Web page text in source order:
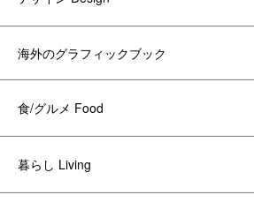
海外のグラフィックブック
食/グルメ Food
暮らし Living